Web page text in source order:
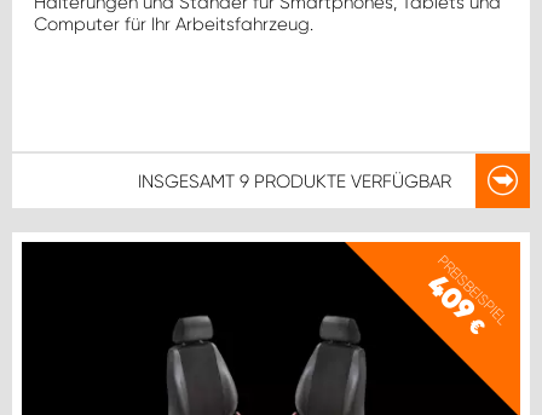
Computer für Ihr Arbeitsfahrzeug.
INSGESAMT 9 PRODUKTE VERFÜGBAR
PREISBEISPIEL
409
€